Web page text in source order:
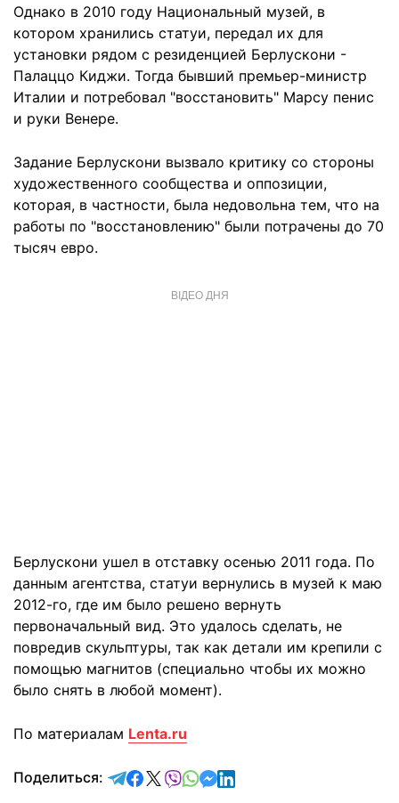
Однако в 2010 году Национальный музей, в
котором хранились статуи, передал их для
установки рядом с резиденцией Берлускони -
Палаццо Киджи. Тогда бывший премьер-министр
Италии и потребовал "восстановить" Марсу пенис
и руки Венере.
Задание Берлускони вызвало критику со стороны
художественного сообщества и оппозиции,
которая, в частности, была недовольна тем, что на
работы по "восстановлению" были потрачены до 70
тысяч евро.
ВІДЕО ДНЯ
Берлускони ушел в отставку осенью 2011 года. По
данным агентства, статуи вернулись в музей к маю
2012-го, где им было решено вернуть
первоначальный вид. Это удалось сделать, не
повредив скульптуры, так как детали им крепили с
помощью магнитов (специально чтобы их можно
было снять в любой момент).
По материалам Lenta.ru
Поделиться: отправить в Telegram
поделиться в Facebook
поделиться в X
отправить в Viber
отправить в Whatsapp
отправить в Messenger
отправить в LinkedIn